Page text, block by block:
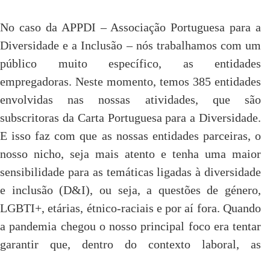
No caso da APPDI – Associação Portuguesa para a
Diversidade e a Inclusão – nós trabalhamos com um
público muito específico, as entidades
empregadoras. Neste momento, temos 385 entidades
envolvidas nas nossas atividades, que são
subscritoras da Carta Portuguesa para a Diversidade.
E isso faz com que as nossas entidades parceiras, o
nosso nicho, seja mais atento e tenha uma maior
sensibilidade para as temáticas ligadas à diversidade
e inclusão (D&I), ou seja, a questões de género,
LGBTI+, etárias, étnico-raciais e por aí fora. Quando
a pandemia chegou o nosso principal foco era tentar
garantir que, dentro do contexto laboral, as